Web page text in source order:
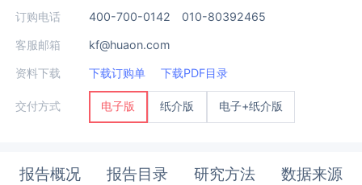
订购电话 400-700-0142 010-80392465
客服邮箱 kf@huaon.com
资料下载 下载订购单 下载PDF目录
交付方式 电子版 纸介版 电子+纸介版
报告概况 报告目录 研究方法 数据来源